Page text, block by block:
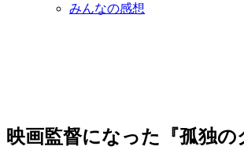
みんなの感想
映画監督になった『孤独